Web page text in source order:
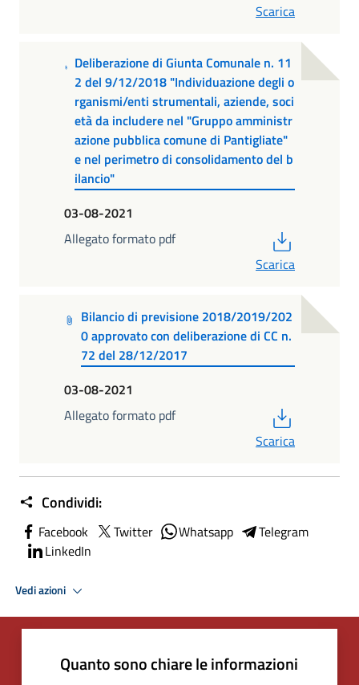
Scarica
Deliberazione di Giunta Comunale n. 11
2 del 9/12/2018 "Individuazione degli o
rganismi/enti strumentali, aziende, soci
età da includere nel "Gruppo amministr
azione pubblica comune di Pantigliate"
e nel perimetro di consolidamento del b
ilancio"
03-08-2021
Allegato formato pdf
Scarica
Bilancio di previsione 2018/2019/202
0 approvato con deliberazione di CC n.
72 del 28/12/2017
03-08-2021
Allegato formato pdf
Scarica
Condividi:
Facebook Twitter Whatsapp
Telegram
LinkedIn
Vedi azioni
Quanto sono chiare le informazioni